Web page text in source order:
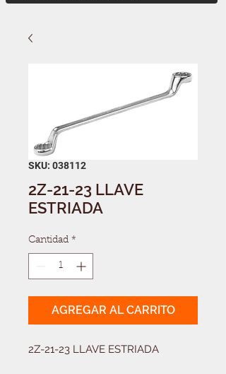
SKU: 038112
2Z-21-23 LLAVE
ESTRIADA
Cantidad *
AGREGAR AL CARRITO
2Z-21-23 LLAVE ESTRIADA